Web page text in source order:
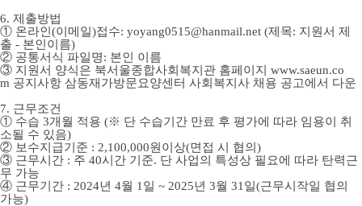
6. 제출방법
① 온라인 (이메일)접수: yoyang0515@hanmail.net (제목: 지원서 제
출 - 본인이름)
② 공통서식 파일명: 본인 이름
③ 지원서 양식은 북서울종합사회복지관 홈페이지 www.saeun.co
m 공지사항 삼동재가방문요양센터 사회복지사 채용 공고에서 다운
7. 근무조건
① 수습 3개월 적용 (※ 단 수습기간 만료 후 평가에 따라 임용이 취
소될 수 있음)
② 보수지급기준 : 2,100,000원이상(면접 시 협의 )
③ 근무시간 : 주 40시간 기준. 단 사업의 특성상 필요에 따라 탄력근
무 가능
④ 근무기간 : 2024년 4월 1 일 ~ 2025년 3월 31 일(근무시작일 협의
가능)